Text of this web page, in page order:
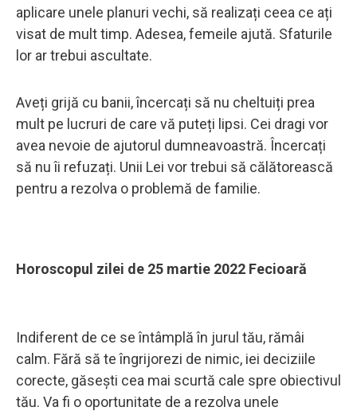
aplicare unele planuri vechi, să realizați ceea ce ați
visat de mult timp. Adesea, femeile ajută. Sfaturile
lor ar trebui ascultate.
Aveți grijă cu banii, încercați să nu cheltuiți prea
mult pe lucruri de care vă puteți lipsi. Cei dragi vor
avea nevoie de ajutorul dumneavoastră. Încercați
să nu îi refuzați. Unii Lei vor trebui să călătorească
pentru a rezolva o problemă de familie.
Horoscopul zilei de 25 martie 2022 Fecioară
Indiferent de ce se întâmplă în jurul tău, rămâi
calm. Fără să te îngrijorezi de nimic, iei deciziile
corecte, găsești cea mai scurtă cale spre obiectivul
tău. Va fi o oportunitate de a rezolva unele